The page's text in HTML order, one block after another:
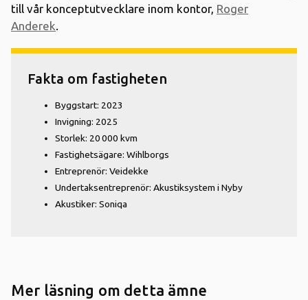
till vår konceptutvecklare inom kontor, Roger
Anderek
Fakta om fastigheten
Byggstart: 2023
Invigning: 2025
Storlek: 20 000 kvm
Fastighetsägare: Wihlborgs
Entreprenör: Veidekke
Undertaksentreprenör: Akustiksystem i Nyby
Akustiker: Soniqa
Mer läsning om detta ämne